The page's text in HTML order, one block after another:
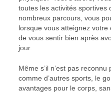
toutes les activités sportives
nombreux parcours, vous
lorsque vous atteignez
de vous sentir bien après
jour.
Même s’il n’est pas
comme d’autres sports, le
avantages pour le corps,